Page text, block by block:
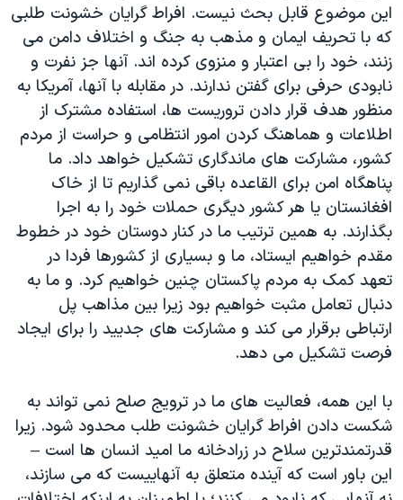
این موضوع قابل بحث نیست. افراط گرایان خشونت طلبی
که با تحریف ایمان و مذهب به جنگ و اختلاف دامن می
زنند، خود را بی اعتبار و منزوی کرده اند. آنها جز نفرت و
نابودی حرفی برای گفتن ندارند. در مقابله با آنها، آمریکا به
منظور هدف قرار دادن تروریست ها، استفاده مشترک از
اطلاعات و هماهنگ کردن امور انتظامی و حراست از مردم
کشور، مشارکت های ماندگاری تشکیل خواهد داد. ما
پناهگاه امن برای القاعده باقی نمی گذاریم تا از خاک
افغانستان یا هر کشور دیگری حملات خود را به اجرا
بگذارند. به همین ترتیب ما در کنار دوستان خود در خطوط
مقدم خواهیم ایستاد، ما و بسیاری از کشورها فردا در
تعهد کمک به مردم پاکستان چنین خواهیم کرد. و ما به
دنبال تعامل مثبت خواهیم بود زیرا بین مذاهب پل
ارتباطی برقرار می کند و مشارکت های جدیید را برای ایجاد
فرصت تشکیل می دهد.
با این همه، فعالیت های ما در ترویج صلح نمی تواند به
شکست دادن افراط گرایان خشونت طلب محدود شود. زیرا
قدرتمندترین سلاح در زرادخانه ما امید انسان ها است –
این باور است که آینده متعلق به آنهاییست که می سازند،